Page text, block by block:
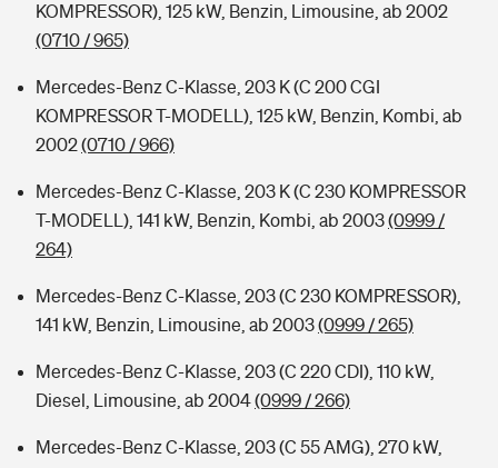
KOMPRESSOR), 125 kW, Benzin, Limousine, ab 2002
(0710 / 965)
Mercedes-Benz C-Klasse, 203 K (C 200 CGI
KOMPRESSOR T-MODELL), 125 kW, Benzin, Kombi, ab
2002(0710 / 966)
Mercedes-Benz C-Klasse, 203 K (C 230 KOMPRESSOR
T-MODELL), 141 kW, Benzin, Kombi, ab 2003(0999 /
264)
Mercedes-Benz C-Klasse, 203 (C 230 KOMPRESSOR),
141 kW, Benzin, Limousine, ab 2003(0999 / 265)
Mercedes-Benz C-Klasse, 203 (C 220 CDI), 110 kW,
Diesel, Limousine, ab 2004(0999 / 266)
Mercedes-Benz C-Klasse, 203 (C 55 AMG), 270 kW,